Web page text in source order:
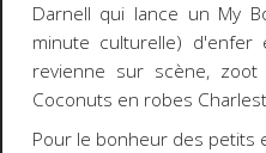
Darnell qui lance un My
minute culturelle) d'enfer
revienne sur scène,
Coconuts en robes
Pour le bonheur des petits